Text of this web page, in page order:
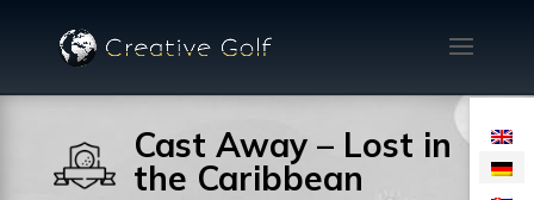
Cast Away – Lost in
the Caribbean